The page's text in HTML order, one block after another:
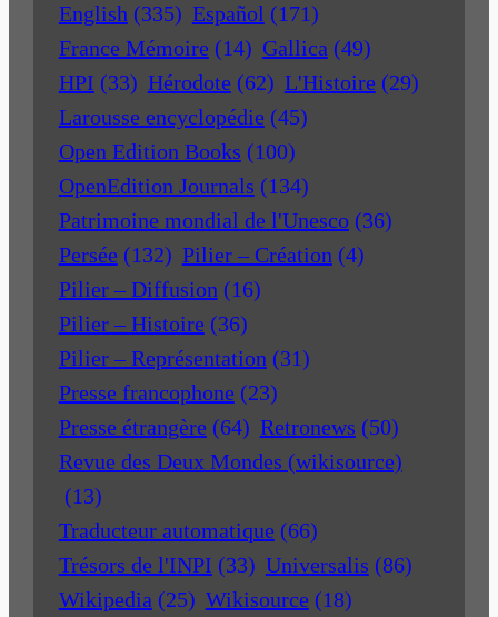
English (335) Español (171)
France Mémoire (14) Gallica (49)
HPI (33) Hérodote (62) L'Histoire (29)
Larousse encyclopédie (45)
Open Edition Books (100)
OpenEdition Journals (134)
Patrimoine mondial de l'Unesco (36)
Persée (132) Pilier – Création (4)
Pilier – Diffusion (16)
Pilier – Histoire (36)
Pilier – Représentation (31)
Presse francophone (23)
Presse étrangère (64) Retronews (50)
Revue des Deux Mondes (wikisource)
(13)
Traducteur automatique (66)
Trésors de l'INPI (33) Universalis (86)
Wikipedia (25) Wikisource (18)